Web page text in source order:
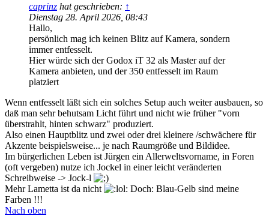
caprinz hat geschrieben: ↑
Dienstag 28. April 2026, 08:43
Hallo,
persönlich mag ich keinen Blitz auf Kamera, sondern
immer entfesselt.
Hier würde sich der Godox iT 32 als Master auf der
Kamera anbieten, und der 350 entfesselt im Raum
platziert
Wenn entfesselt läßt sich ein solches Setup auch weiter ausbauen, so
daß man sehr behutsam Licht führt und nicht wie früher "vorn
überstrahlt, hinten schwarz" produziert.
Also einen Hauptblitz und zwei oder drei kleinere /schwächere für
Akzente beispielsweise... je nach Raumgröße und Bildidee.
Im bürgerlichen Leben ist Jürgen ein Allerweltsvorname, in Foren
(oft vergeben) nutze ich Jockel in einer leicht veränderten
Schreibweise -> Jock-l
Mehr Lametta ist da nicht
Doch: Blau-Gelb sind meine
Farben !!!
Nach oben